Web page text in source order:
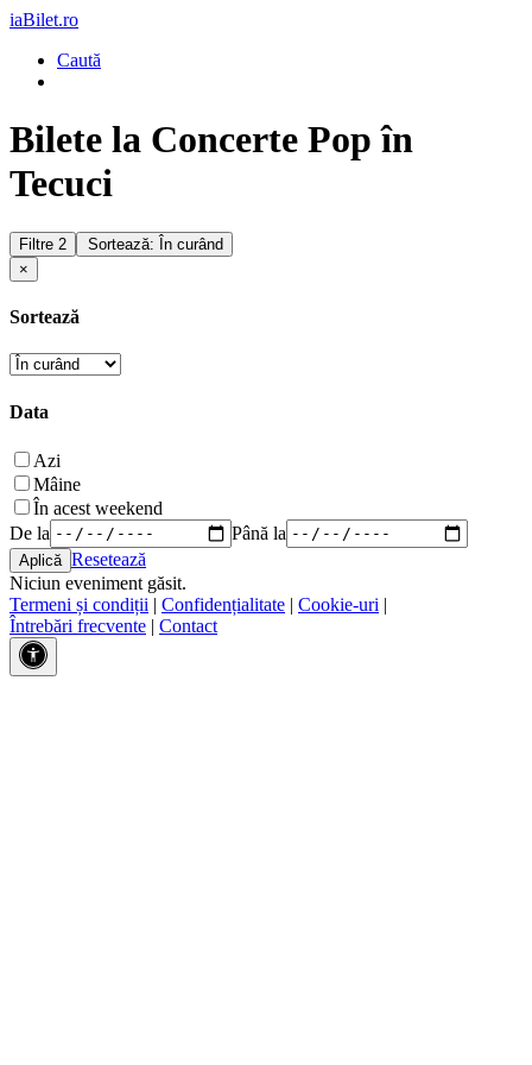
iaBilet.ro
Caută
Bilete la Concerte Pop în
Tecuci
Filtre 2
Sortează: În curând
×
Sortează
Data
Azi
Mâine
În acest weekend
De la
Până la
Resetează
Niciun eveniment găsit.
Termeni și condiții | Confidențialitate | Cookie-uri |
Întrebări frecvente | Contact